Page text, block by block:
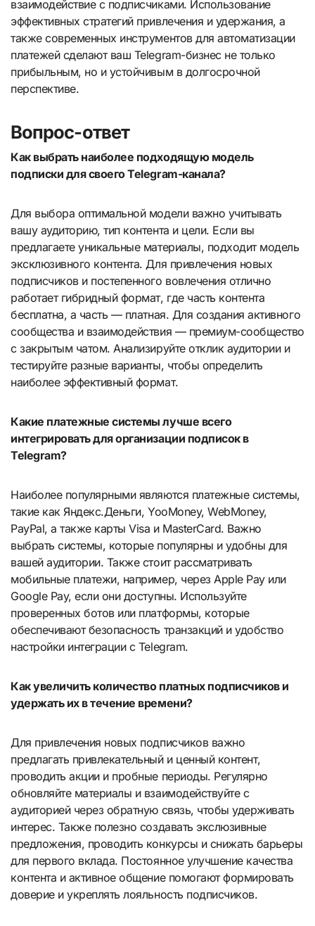
взаимодействие с подписчиками. Использование
эффективных стратегий привлечения и удержания, а
также современных инструментов для автоматизации
платежей сделают ваш Telegram-бизнес не только
прибыльным, но и устойчивым в долгосрочной
перспективе.
Вопрос-ответ
Как выбрать наиболее подходящую модель
подписки для своего Telegram-канала?
Для выбора оптимальной модели важно учитывать
вашу аудиторию, тип контента и цели. Если вы
предлагаете уникальные материалы, подходит модель
эксклюзивного контента. Для привлечения новых
подписчиков и постепенного вовлечения отлично
работает гибридный формат, где часть контента
бесплатна, а часть — платная. Для создания активного
сообщества и взаимодействия — премиум-сообщество
с закрытым чатом. Анализируйте отклик аудитории и
тестируйте разные варианты, чтобы определить
наиболее эффективный формат.
Какие платежные системы лучше всего
интегрировать для организации подписок в
Telegram?
Наиболее популярными являются платежные системы,
такие как Яндекс.Деньги, YooMoney, WebMoney,
PayPal, а также карты Visa и MasterCard. Важно
выбрать системы, которые популярны и удобны для
вашей аудитории. Также стоит рассматривать
мобильные платежи, например, через Apple Pay или
Google Pay, если они доступны. Используйте
проверенных ботов или платформы, которые
обеспечивают безопасность транзакций и удобство
настройки интеграции с Telegram.
Как увеличить количество платных подписчиков и
удержать их в течение времени?
Для привлечения новых подписчиков важно
предлагать привлекательный и ценный контент,
проводить акции и пробные периоды. Регулярно
обновляйте материалы и взаимодействуйте с
аудиторией через обратную связь, чтобы удерживать
интерес. Также полезно создавать экслюзивные
предложения, проводить конкурсы и снижать барьеры
для первого вклада. Постоянное улучшение качества
контента и активное общение помогают формировать
доверие и укреплять лояльность подписчиков.